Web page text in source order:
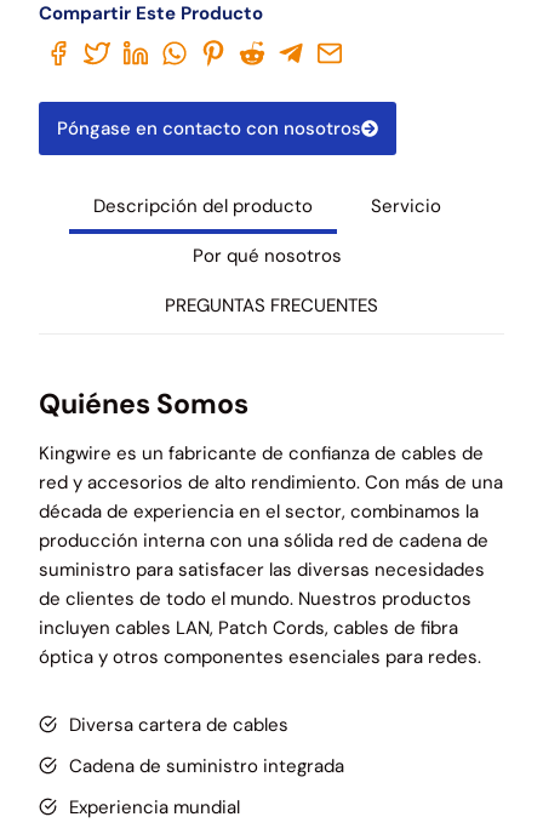
Compartir Este Producto
Póngase en contacto con nosotros
Descripción del producto Servicio
Por qué nosotros
PREGUNTAS FRECUENTES
Quiénes Somos
Kingwire es un fabricante de confianza de cables de
red y accesorios de alto rendimiento. Con más de una
década de experiencia en el sector, combinamos la
producción interna con una sólida red de cadena de
suministro para satisfacer las diversas necesidades
de clientes de todo el mundo. Nuestros productos
incluyen cables LAN, Patch Cords, cables de fibra
óptica y otros componentes esenciales para redes.
Diversa cartera de cables
Cadena de suministro integrada
Experiencia mundial